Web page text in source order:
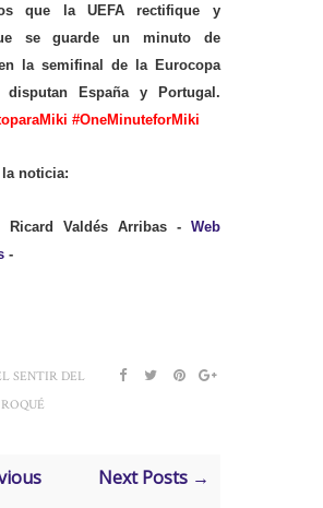
que la UEFA rectifique y
se guarde un minuto de
la semifinal de la Eurocopa
España y Portugal.
#OneMinuteforMiki
la noticia:
Ricard Valdés Arribas - Web
-
SENTIR DEL
Next Posts →